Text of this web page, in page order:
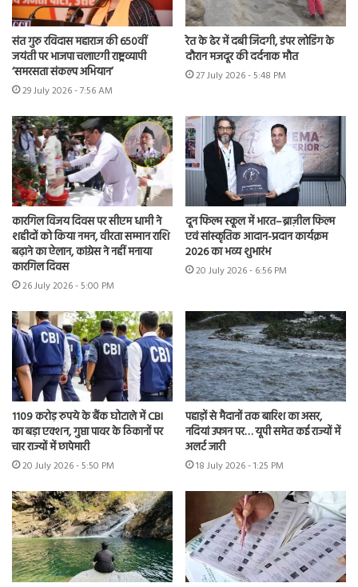
संत गुरु रविदास महाराज की 650वीं
जयंती पर भाजपा चलाएगी राष्ट्रव्यापी
‘समरसता संकल्प अभियान’
29 July 2026 - 7:56 AM
रेत के ढेर में दबी जिंदगी, डंपर लोडिंग के
दौरान मजदूर की दर्दनाक मौत
27 July 2026 - 5:48 PM
कारगिल विजय दिवस पर सीएम धामी ने
शहीदों को किया नमन, वीरता सम्मान राशि
बढ़ाने का ऐलान, कांग्रेस ने नहीं मनाया
कारगिल दिवस
26 July 2026 - 5:00 PM
दून फिल्म स्कूल में भारत–ब्राज़ील फिल्म
एवं सांस्कृतिक आदान-प्रदान कार्यक्रम
2026 का भव्य शुभारंभ
20 July 2026 - 6:56 PM
1109 करोड़ रुपये के बैंक घोटाले में CBI
का बड़ा एक्शन, गुप्ता पावर के ठिकानों पर
चार राज्यों में छापेमारी
20 July 2026 - 5:50 PM
पहाड़ों से मैदानों तक बारिश का असर,
नदियां उफान पर… यूपी समेत कई राज्यों में
अलर्ट जारी
18 July 2026 - 1:25 PM